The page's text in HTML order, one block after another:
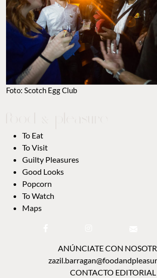
Foto: Scotch Egg Club
To Eat
To Visit
Guilty Pleasures
Good Looks
Popcorn
To Watch
Maps
ANÚNCIATE CON
CONTACTO EDITORIAL